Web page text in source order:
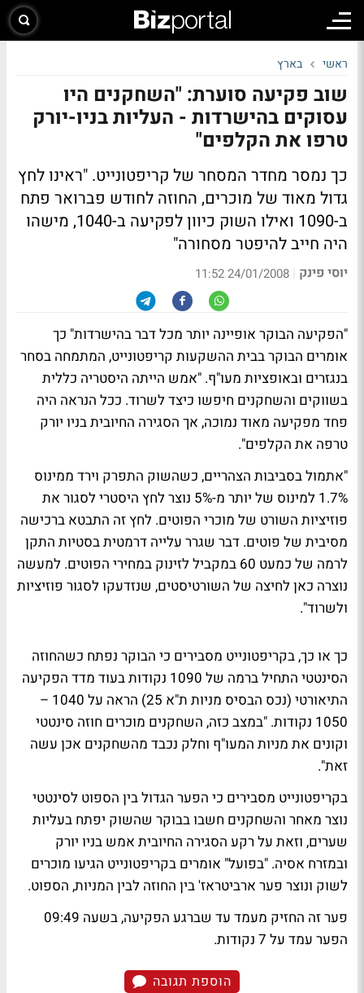
ראשי בארץ
שוב פקיעה סוערת: "השחקנים היו
עסוקים בהישרדות - העליות בניו-יורק
טרפו את הקלפים"
כך נמסר מחדר המסחר של קריפטונייט. "ראינו לחץ
גדול מאוד של מוכרים, החוזה לחודש פברואר פתח
ב-1090 ואילו השוק כיוון לפקיעה ב-1040, מישהו
היה חייב להיפטר מסחורה"
יוסי פינק |
24/01/2008 11:52
"הפקיעה הבוקר אופיינה יותר מכל דבר בהישרדות" כך
אומרים הבוקר בבית ההשקעות קריפטונייט, המתמחה בסחר
בנגזרים ובאופציות מעו"ף. "אמש הייתה היסטריה כללית
בשווקים והשחקנים חיפשו כיצד לשרוד. ככל הנראה היה
פחד מפקיעה מאוד נמוכה, אך הסגירה החיובית בניו יורק
טרפה את הקלפים".
"אתמול בסביבות הצהריים, כשהשוק התפרק וירד ממינוס
1.7% למינוס של יותר מ-5% נוצר לחץ היסטרי לסגור את
פוזיציות השורט של מוכרי הפוטים. לחץ זה התבטא ברכישה
מסיבית של פוטים. דבר שגרר עלייה דרמטית בסטיות התקן
לרמה של כמעט 60 במקביל לזינוק במחירי הפוטים. למעשה
נוצרה כאן לחיצה של השורטיסטים, שנזדעקו לסגור פוזיציות
ולשרוד".
כך או כך, בקריפטונייט מסבירים כי הבוקר נפתח כשהחוזה
הסינטטי התחיל ברמה של 1090 נקודות בעוד מדד הפקיעה
התיאורטי (נכס הבסיס מניות ת"א 25) הראה על 1040 –
1050 נקודות. "במצב כזה, השחקנים מוכרים חוזה סינטטי
וקונים את מניות המעו"ף וחלק נכבד מהשחקנים אכן עשה
זאת".
בקריפטונייט מסבירים כי הפער הגדול בין הספוט לסינטטי
נוצר מאחר והשחקנים חשבו בבוקר שהשוק יפתח בעליות
שערים, וזאת על רקע הסגירה החיובית אמש בניו יורק
ובמזרח אסיה. "בפועל" אומרים בקריפטונייט הגיעו מוכרים
לשוק ונוצר פער ארביטראז' בין החוזה לבין המניות, הספוט.
פער זה החזיק מעמד עד שברגע הפקיעה, בשעה 09:49
הפער עמד על 7 נקודות.
הוספת תגובה